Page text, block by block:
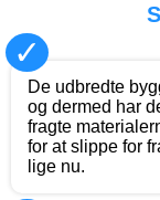
✓
De udbredte
og dermed har
fragte
for at slippe for
lige nu.